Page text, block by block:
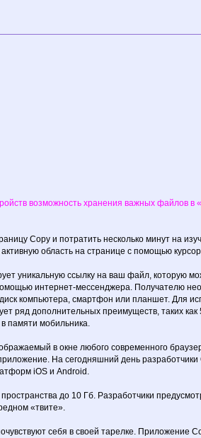
возможность хранения важных файлов в
Copy и потратить несколько минут на
область на странице с помощью
уникальную ссылку на ваш файл, которую
интернет-мессенджера. Получателю
компьютера, смартфон или планшет. Для
ряд дополнительных преимуществ, таких как
памяти мобильника.
в окне любого современного
На сегодняшний день
iOS и Android.
до 10 Гб. Разработчики
«твите».
себя в своей тарелке. Приложение